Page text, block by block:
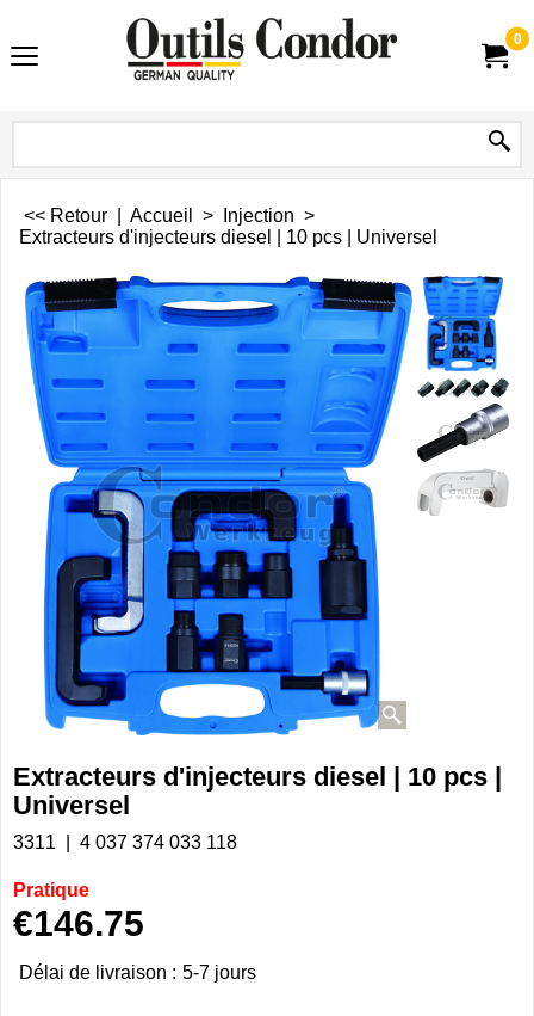
0
<< Retour Accueil > Injection >
Extracteurs d'injecteurs diesel | 10 pcs | Universel
Extracteurs d'injecteurs diesel | 10 pcs |
Universel
3311 4 037 374 033 118
Pratique
€146.75
Délai de livraison : 5-7 jours